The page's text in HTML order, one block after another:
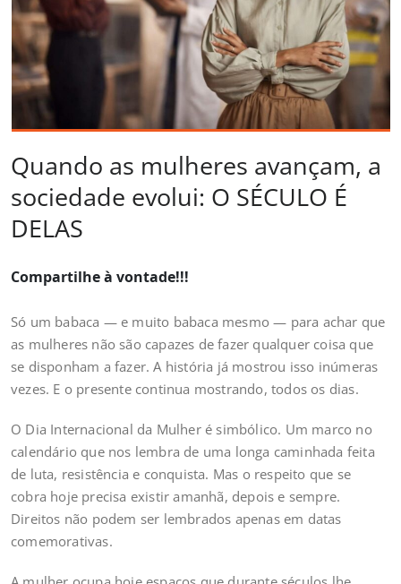
Quando as mulheres avançam, a
sociedade evolui: O SÉCULO É
DELAS
Compartilhe à vontade!!!
Só um babaca — e muito babaca mesmo — para achar que
as mulheres não são capazes de fazer qualquer coisa que
se disponham a fazer. A história já mostrou isso inúmeras
vezes. E o presente continua mostrando, todos os dias.
O Dia Internacional da Mulher é simbólico. Um marco no
calendário que nos lembra de uma longa caminhada feita
de luta, resistência e conquista. Mas o respeito que se
cobra hoje precisa existir amanhã, depois e sempre.
Direitos não podem ser lembrados apenas em datas
comemorativas.